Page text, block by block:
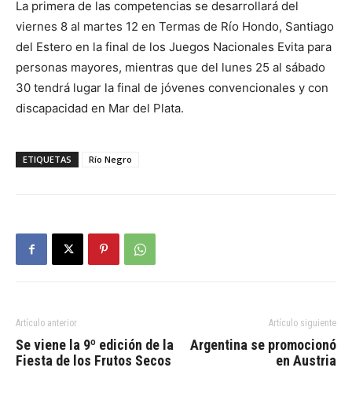
La primera de las competencias se desarrollará del
viernes 8 al martes 12 en Termas de Río Hondo, Santiago
del Estero en la final de los Juegos Nacionales Evita para
personas mayores, mientras que del lunes 25 al sábado
30 tendrá lugar la final de jóvenes convencionales y con
discapacidad en Mar del Plata.
ETIQUETAS Río Negro
Artículo anterior
Se viene la 9º edición de la
Fiesta de los Frutos Secos
Artículo siguiente
Argentina se promocionó
en Austria